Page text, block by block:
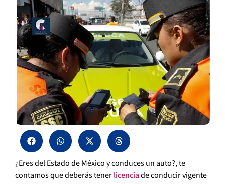
¿Eres del Estado de México y conduces un auto?, te
contamos que deberás tenerlicenciade conducir vigente